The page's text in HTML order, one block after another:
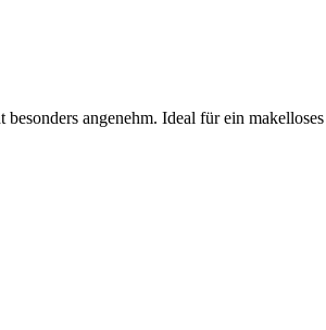
angenehm. Ideal für ein makelloses